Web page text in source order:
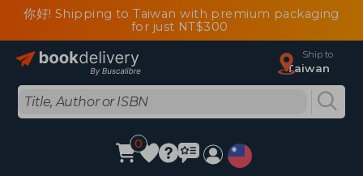
你好! Shipping to Taiwan with premium packaging
for just NT$300
Ship to
Taiwan
0